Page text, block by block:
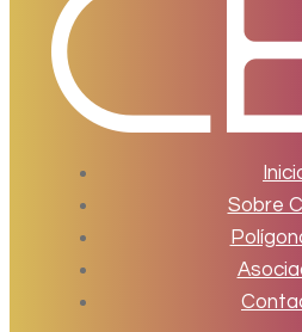
Sobre